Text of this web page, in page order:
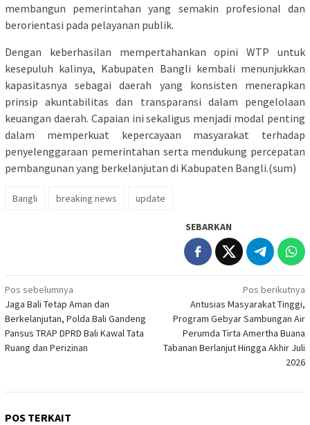
membangun pemerintahan yang semakin profesional dan
berorientasi pada pelayanan publik.
Dengan keberhasilan mempertahankan opini WTP untuk
kesepuluh kalinya, Kabupaten Bangli kembali menunjukkan
kapasitasnya sebagai daerah yang konsisten menerapkan
prinsip akuntabilitas dan transparansi dalam pengelolaan
keuangan daerah. Capaian ini sekaligus menjadi modal penting
dalam memperkuat kepercayaan masyarakat terhadap
penyelenggaraan pemerintahan serta mendukung percepatan
pembangunan yang berkelanjutan di Kabupaten Bangli.(sum)
Bangli breaking news update
SEBARKAN
Navigasi
pos
Pos sebelumnya
Jaga Bali Tetap Aman dan
Berkelanjutan, Polda Bali Gandeng
Pansus TRAP DPRD Bali Kawal Tata
Ruang dan Perizinan
Pos berikutnya
Antusias Masyarakat Tinggi,
Program Gebyar Sambungan Air
Perumda Tirta Amertha Buana
Tabanan Berlanjut Hingga Akhir Juli
2026
POS TERKAIT